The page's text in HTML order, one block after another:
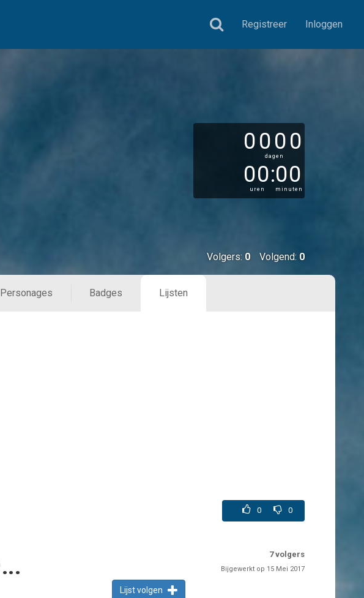
Registreer Inloggen
0000
dagen
00
uren
:00
minuten
Volgers: 0 Volgend: 0
Personages Badges Lijsten
Nieuwe herfstseries (seizoen 2013-2014) 7volgers
Bijgewerkt op 15 Mei 2017
Lijst volgen
0 0